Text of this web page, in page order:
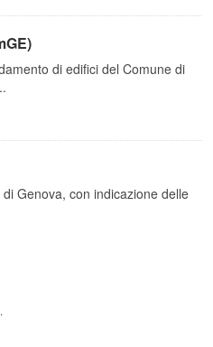
di edifici del Comune di
Genova, con indicazione delle